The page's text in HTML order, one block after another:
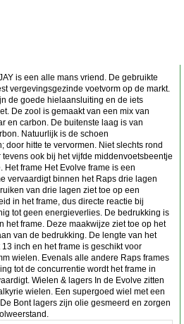
is een alle mans vriend. De gebruikte
vergevingsgezinde voetvorm op de markt.
de goede hielaansluiting en de iets
De zool is gemaakt van een mix van
en carbon. De buitenste laag is van
Natuurlijk is de schoen
door hitte te vervormen. Niet slechts rond
tevens ook bij het vijfde middenvoetsbeentje
Het frame Het Evolve frame is een
vervaardigt binnen het Raps drie lagen
van drie lagen ziet toe op een
in het frame, dus directe reactie bij
tot geen energieverlies. De bedrukking is
het frame. Deze maakwijze ziet toe op het
van de bedrukking. De lengte van het
inch en het frame is geschikt voor
wielen. Evenals alle andere Raps frames
tot de concurrentie wordt het frame in
Wielen & lagers In de Evolve zitten
wielen. Een supergoed wiel met een
Bont lagers zijn olie gesmeerd en zorgen